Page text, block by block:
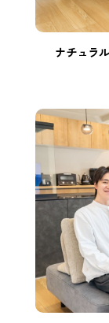
ナチュラ